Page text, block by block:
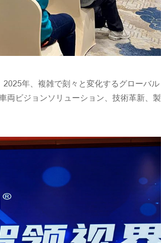
年、複雑で刻々と変化するグローバル
両ビジョンソリューション、技術革新、製